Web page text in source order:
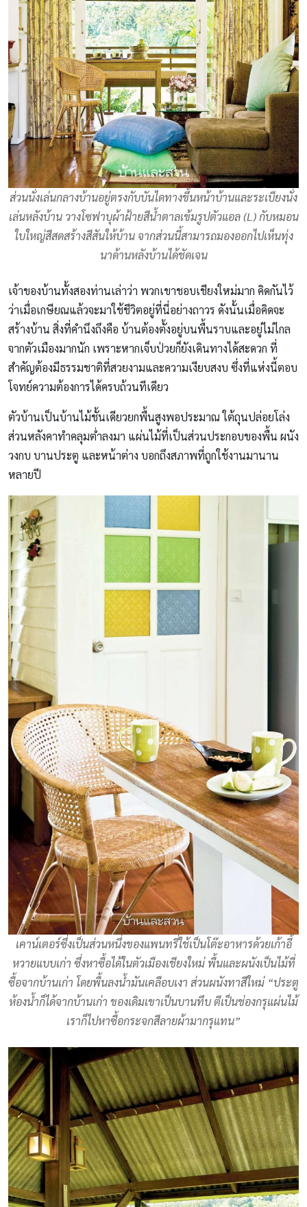
ส่วนนั่งเล่นกลางบ้านอยู่ตรงกับบันไดทางขึ้นหน้าบ้านและระเบียงนั่ง
เล่นหลังบ้าน วางโซฟาบุผ้าฝ้ายสีน้ำตาลเข้มรูปตัวแอล (L) กับหมอน
ใบใหญ่สีสดสร้างสีสันให้บ้าน จากส่วนนี้สามารถมองออกไปเห็นทุ่ง
นาด้านหลังบ้านได้ชัดเจน
เจ้าของบ้านทั้งสองท่านเล่าว่า พวกเขาชอบเชียงใหม่มาก คิดกันไว้
ว่าเมื่อเกษียณแล้วจะมาใช้ชีวิตอยู่ที่นี่อย่างถาวร ดังนั้นเมื่อคิดจะ
สร้างบ้าน สิ่งที่คำนึงถึงคือ บ้านต้องตั้งอยู่บนพื้นราบและอยู่ไม่ไกล
จากตัวเมืองมากนัก เพราะหากเจ็บป่วยก็ยังเดินทางได้สะดวก ที่
สำคัญต้องมีธรรมชาติที่สวยงามและความเงียบสงบ ซึ่งที่แห่งนี้ตอบ
โจทย์ความต้องการได้ครบถ้วนทีเดียว
ตัวบ้านเป็นบ้านไม้ชั้นเดียวยกพื้นสูงพอประมาณ ใต้ถุนปล่อยโล่ง
ส่วนหลังคาทำคลุมต่ำลงมา แผ่นไม้ที่เป็นส่วนประกอบของพื้น ผนัง
วงกบ บานประตู และหน้าต่าง บอกถึงสภาพที่ถูกใช้งานมานาน
หลายปี
เคาน์เตอร์ซึ่งเป็นส่วนหนึ่งของแพนทรี่ใช้เป็นโต๊ะอาหารด้วยเก้าอี้
หวายแบบเก่า ซึ่งหาซื้อได้ในตัวเมืองเชียงใหม่ พื้นและผนังเป็นไม้ที่
ซื้อจากบ้านเก่า โดยพื้นลงน้ำมันเคลือบเงา ส่วนผนังทาสีใหม่ “ประตู
ห้องน้ำก็ได้จากบ้านเก่า ของเดิมเขาเป็นบานทึบ ตีเป็นช่องกรุแผ่นไม้
เราก็ไปหาซื้อกระจกสีลายผ้ามากรุแทน”